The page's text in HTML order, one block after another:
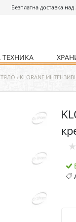
Безплатна доставка
% Хранителни
Болно гърло
Кости и стави
Инхалатори
Кости и стави
Храни и напитки
Детска
Уреди
Хигиена на
› KLORANE